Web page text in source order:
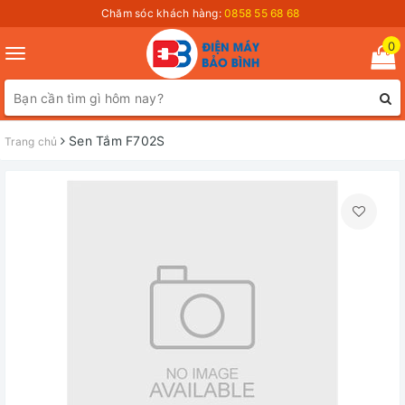
Chăm sóc khách hàng: 0858 55 68 68
Toggle
navigation
0
Trang chủ Sen Tắm F702S